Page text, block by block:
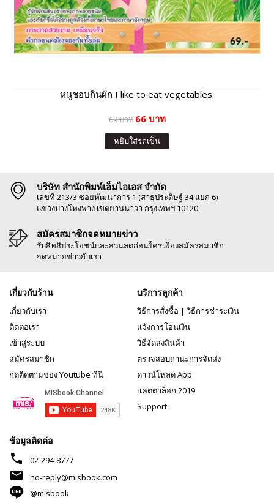
หนูชอบกินผัก I like to eat vegetables.
69 บาท66 บาท
หยิบใส่รถเข็น
บริษัท สำนักพิมพ์เอ็มไอเอส จำกัด
เลขที่ 213/3 ซอยพัฒนาการ 1 (สาธุประดิษฐ์ 34 แยก 6)
แขวงบางโพงพาง เขตยานนาวา กรุงเทพฯ 10120
สมัครสมาชิกจดหมายข่าว
รับสิทธิประโยชน์และส่วนลดก่อนใครเพียงสมัครสมาชิก
จดหมายข่าวกับเรา
เกี่ยวกับร้าน
เกี่ยวกับเรา
ติดต่อเรา
เข้าสู่ระบบ
สมัครสมาชิก
กดติดตามช่อง Youtube ที่นี่
บริการลูกค้า
วิธีการสั่งซื้อ | วิธีการชำระเงิน
แจ้งการโอนเงิน
วิธีจัดส่งสินค้า
ตรวจสอบถานะการจัดส่ง
ดาวน์โหลด App
แคตตาล็อก 2019
Support
ข้อมูลติดต่อ
phone 02-294-8777
mail
no-reply@misbook.com
@misbook